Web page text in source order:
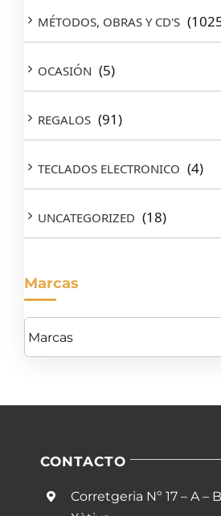
MÉTODOS, OBRAS Y CD'S
OCASIÓN (5)
REGALOS (91)
TECLADOS ELECTRONICO (4)
UNCATEGORIZED (18)
Marcas
CONTACTO
Corretgeria Nº 17 – A –